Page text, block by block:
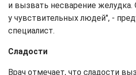
и вызвать несварение
у чувствительных людей", -
специалист.
Сладости
Врач отмечает, что сладости